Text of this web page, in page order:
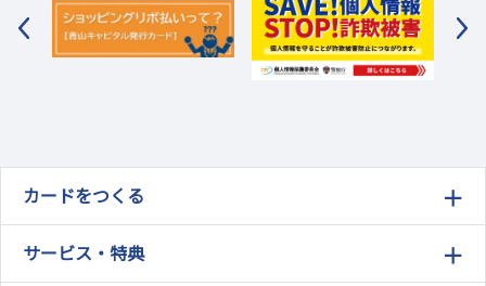
カードをつくる
サービス・特典